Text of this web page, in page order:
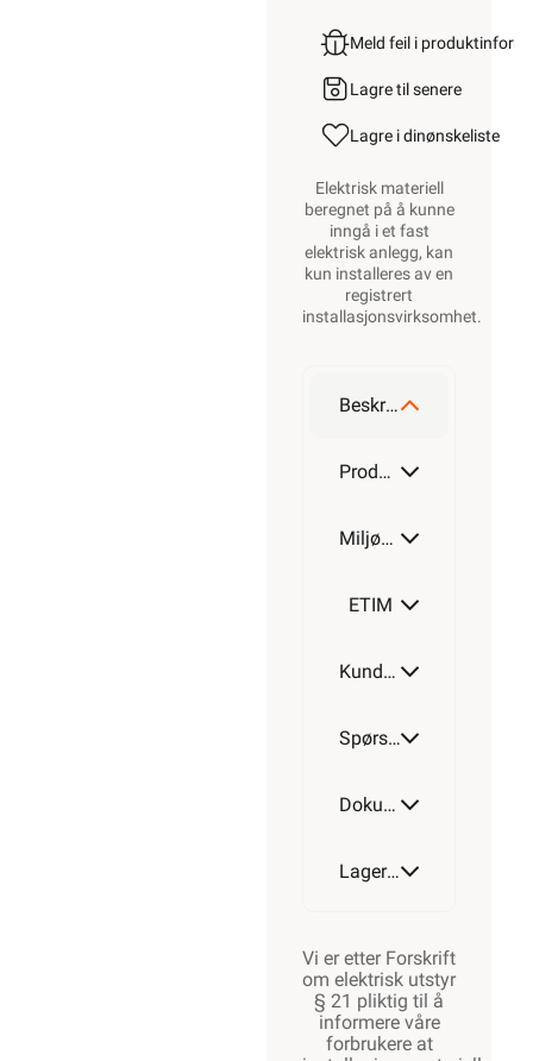
Meld feil i
Lagre til senere
Lagre i dinønskeliste
Elektrisk materiell
beregnet på å kunne
inngå i et fast
elektrisk anlegg, kan
kun installeres av en
registrert
installasjonsvirksomhet.
Beskrivelse
Produktdetaljer
Miljøparametere
ETIM
Kundeomtale
Spørsmål og svar
Dokumentasjon
Lagerstatus
Vi er etter Forskrift
om elektrisk utstyr
§ 21 pliktig til å
informere våre
forbrukere at